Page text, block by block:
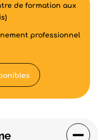
de formation aux
professionnel